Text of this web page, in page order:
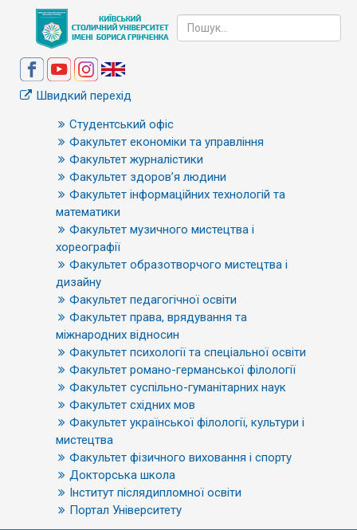
Швидкий перехід
Студентський офіс
Факультет економіки та управління
Факультет журналістики
Факультет здоров’я людини
Факультет інформаційних технологій та
математики
Факультет музичного мистецтва і
хореографії
Факультет образотворчого мистецтва і
дизайну
Факультет педагогічної освіти
Факультет права, врядування та
міжнародних відносин
Факультет психології та спеціальної освіти
Факультет романо-германської філології
Факультет суспільно-гуманітарних наук
Факультет східних мов
Факультет української філології, культури і
мистецтва
Факультет фізичного виховання і спорту
Докторська школа
Інститут післядипломної освіти
Портал Університету